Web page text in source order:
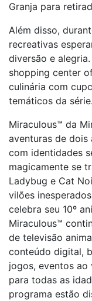
Granja para
Além disso,
recreativas
diversão e
shopping center
culinária com
temáticos da série.
Miraculous™ da
aventuras de dois
com identidades
magicamente se
Ladybug e Cat
vilões
celebra seu 10º
Miraculous™
de televisão
conteúdo digital,
jogos, eventos ao
para todas as
programa estão